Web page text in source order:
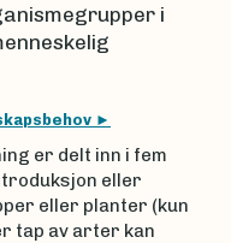
i
er delt inn i fem
eller
eller planter (kun
tap av arter kan